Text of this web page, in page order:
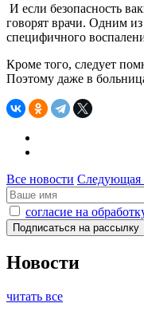
И если безопасность
говорят врачи. Одним
специфичного
Кроме того, следует
Поэтому даже в
Все новости Следующая
согласие на
Новости
читать все